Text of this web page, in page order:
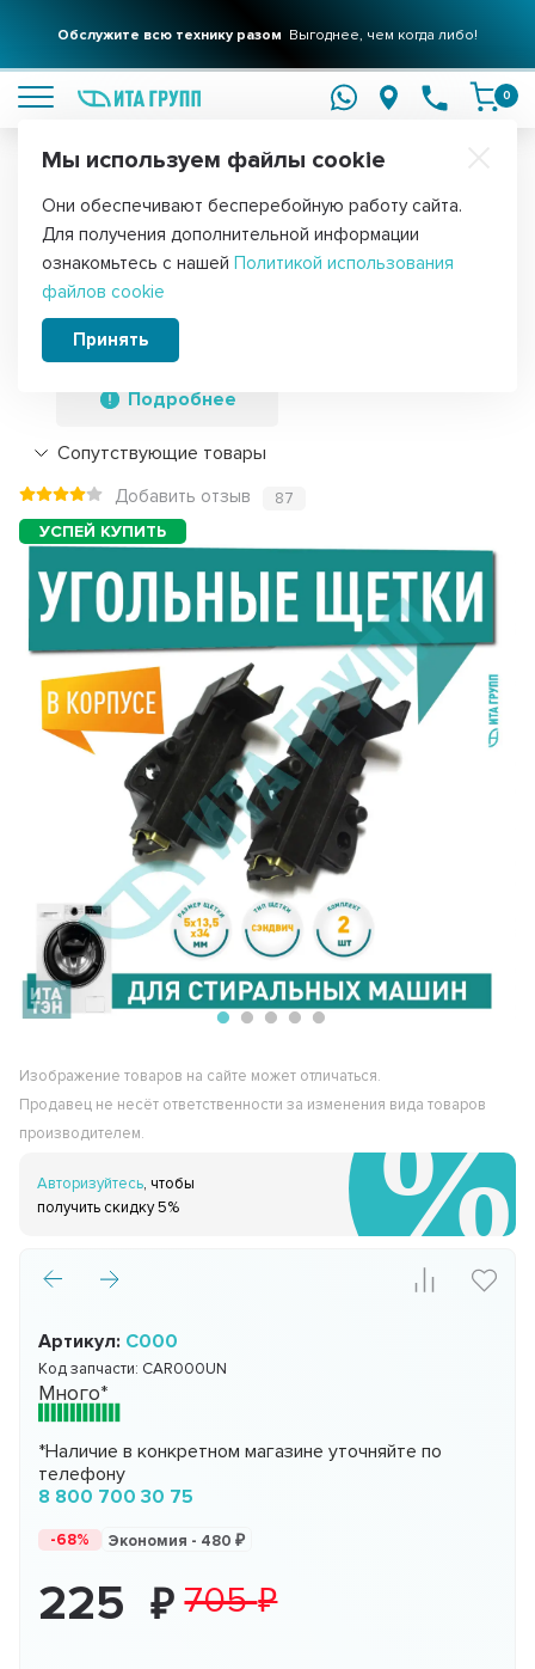
Обслужите всю технику разом Выгоднее, чем когда либо!
0
Главная Запчасти для стиральных машин Щетки двигателя для
Угольные щетки электродвигателя
стиральной машины Indesit, Whirlpool
5x13,5x34мм 2шт, С000
Подробнее
Сопутствующие товары
Добавить отзыв 87
Изображение товаров на сайте может отличаться.
Продавец не несёт ответственности за изменения вида товаров
производителем.
Авторизуйтесь, чтобы
получить скидку 5%
Артикул: С000
Код запчасти: CAR000UN
Много*
*Наличие в конкретном магазине уточняйте по
телефону
8 800 700 30 75
-68% Экономия - 480
225 705
Мы используем файлы cookie
Они обеспечивают бесперебойную работу сайта.
Для получения дополнительной информации
ознакомьтесь с нашей Политикой использования
файлов cookie
Принять